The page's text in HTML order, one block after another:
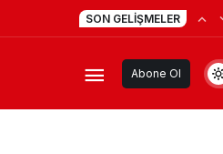
SON GELIŞMELER
Abone Ol
Samsung